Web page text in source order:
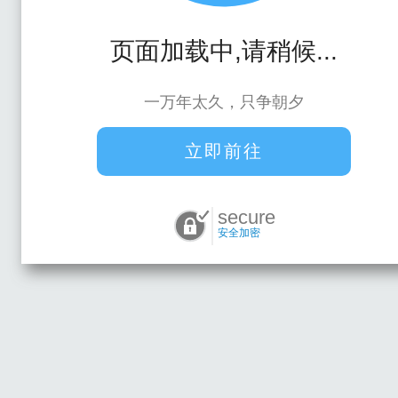
页面加载中,请稍候...
一万年太久，只争朝夕
立即前往
secure
安全加密